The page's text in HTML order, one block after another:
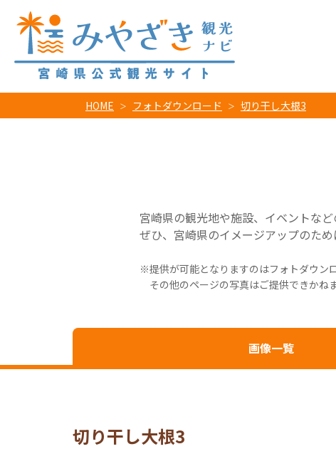
HOME フォトダウンロード 切り干し大根3
宮崎県の観光地や施設、イベントな
ぜひ、宮崎県のイメージアップのた
提供が可能となりますのはフォトダウン
その他のページの写真はご提供できかね
画像一覧
切り干し大根3